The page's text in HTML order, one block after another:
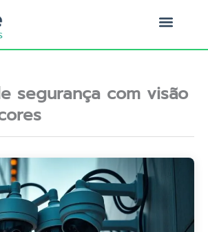
segurança com visão